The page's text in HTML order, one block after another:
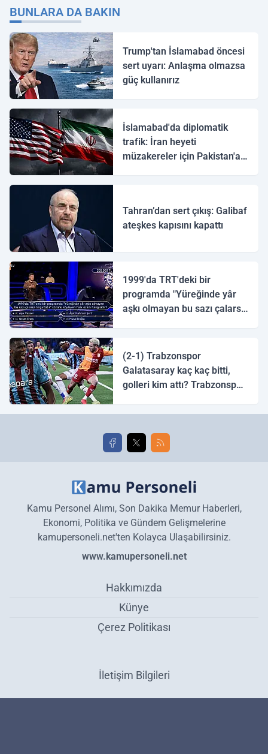
BUNLARA DA BAKIN
Trump'tan İslamabad öncesi
sert uyarı: Anlaşma olmazsa
güç kullanırız
İslamabad'da diplomatik
trafik: İran heyeti
müzakereler için Pakistan'a
Tahran’dan sert çıkış: Galibaf
ateşkes kapısını kapattı
1999'da TRT'deki bir
programda "Yüreğinde yâr
aşkı olmayan bu sazı çalarsa
(2-1) Trabzonspor
Galatasaray kaç kaç bitti,
golleri kim attı? Trabzonspor
golleri!
Kamu Personel Alımı, Son Dakika Memur Haberleri,
Ekonomi, Politika ve Gündem Gelişmelerine
kamupersoneli.net'ten Kolayca Ulaşabilirsiniz.
www.kamupersoneli.net
Hakkımızda
Künye
Çerez Politikası
İletişim Bilgileri